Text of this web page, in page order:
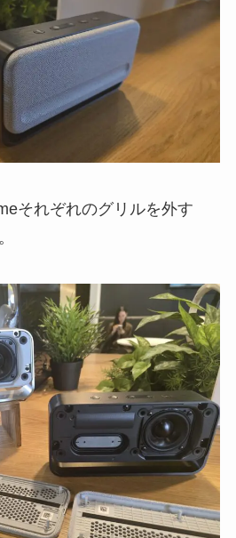
それぞれのグリルを外す